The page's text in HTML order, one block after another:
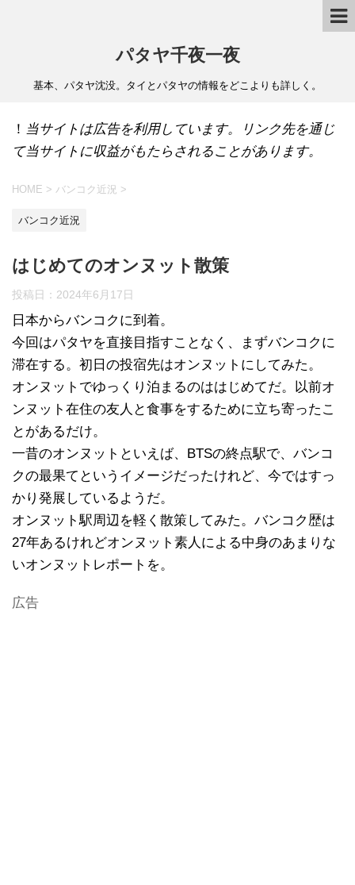
パタヤ千夜一夜
基本、パタヤ沈没。タイとパタヤの情報をどこよりも詳しく。
！ 当サイトは広告を利用しています。リンク先を通じ
て当サイトに収益がもたらされることがあります。
HOME > バンコク近況 >
バンコク近況
はじめてのオンヌット散策
投稿日： 2024年6月17日
日本からバンコクに到着。
今回はパタヤを直接目指すことなく、まずバンコクに
滞在する。初日の投宿先はオンヌットにしてみた。
オンヌットでゆっくり泊まるのははじめてだ。以前オ
ンヌット在住の友人と食事をするために立ち寄ったこ
とがあるだけ。
一昔のオンヌットといえば、BTSの終点駅で、バンコ
クの最果てというイメージだったけれど、今ではすっ
かり発展しているようだ。
オンヌット駅周辺を軽く散策してみた。バンコク歴は
27年あるけれどオンヌット素人による中身のあまりな
いオンヌットレポートを。
広告